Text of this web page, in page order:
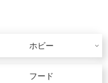
ホビー
フード